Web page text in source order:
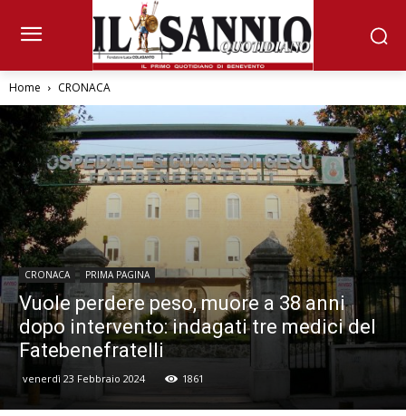
Home CRONACA
CRONACA PRIMA PAGINA
Vuole perdere peso, muore a 38 anni
dopo intervento: indagati tre medici del
Fatebenefratelli
venerdì 23 Febbraio 2024 1861